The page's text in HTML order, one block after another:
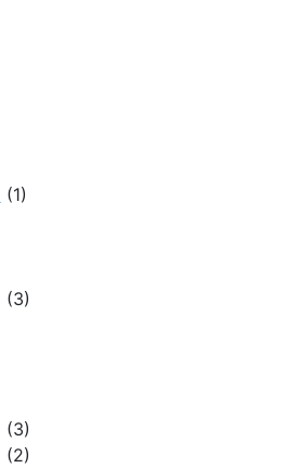
(1)
(3)
(3)
(2)